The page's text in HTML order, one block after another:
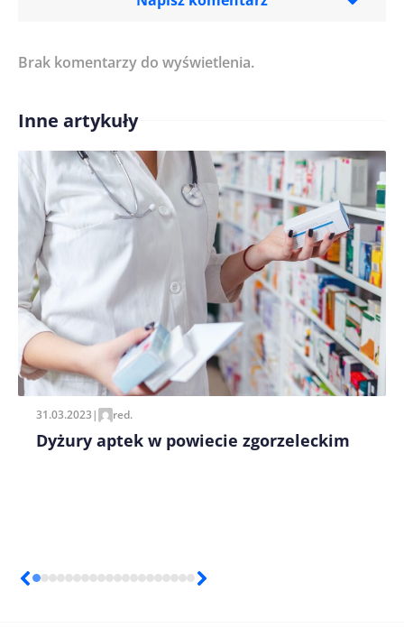
Treść komentarza*
Imię/ Nick*
Zapamiętaj moje dane w tej przeglądarce podczas
pisania kolejnych komentarzy.
Brak komentarzy do wyświetlenia.
Inne artykuły
31.03.2023| red.
Dyżury aptek w powiecie zgorzeleckim